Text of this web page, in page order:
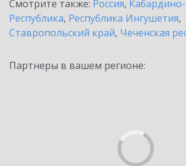
Смотрите также: Россия,
Республика, Республика Ингушетия,
Ставропольский край, Чеченская
Партнеры в вашем регионе: